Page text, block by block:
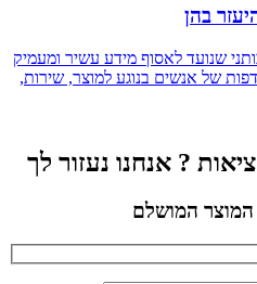
בהן
שנועד לאסוף מידע עשיר ומעמיק
של אנשים בנוגע למוצר, שירות,
? אנחנו נעזור לך
המוצר המושלם